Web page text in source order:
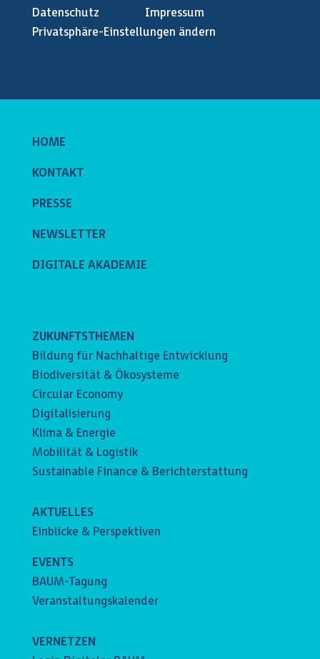
Datenschutz
Impressum
Privatsphäre-Einstellungen ändern
HOME
KONTAKT
PRESSE
NEWSLETTER
DIGITALE AKADEMIE
ZUKUNFTSTHEMEN
Bildung für Nachhaltige Entwicklung
Biodiversität & Ökosysteme
Circular Economy
Digitalisierung
Klima & Energie
Mobilität & Logistik
Sustainable Finance & Berichterstattung
AKTUELLES
Einblicke & Perspektiven
EVENTS
BAUM-Tagung
Veranstaltungskalender
VERNETZEN